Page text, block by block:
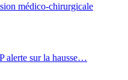
médico-chirurgicale
alerte sur la hausse…